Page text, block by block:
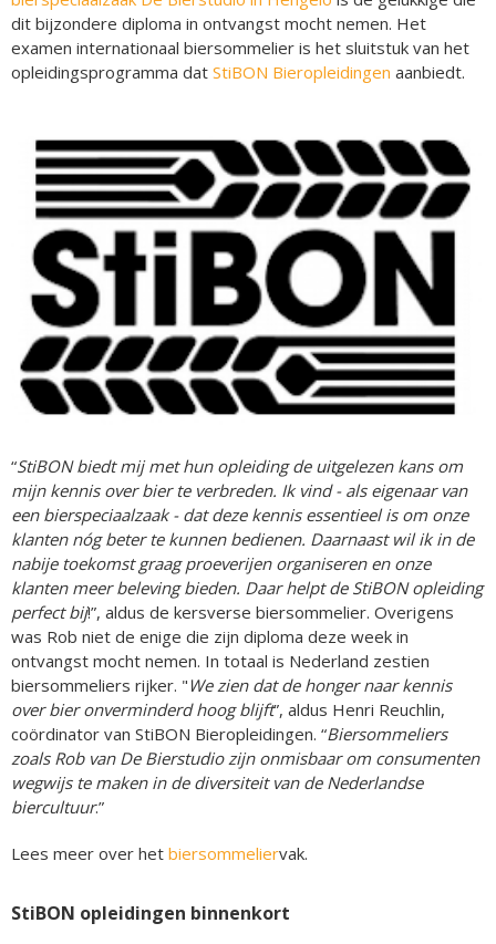
dit bijzondere diploma in ontvangst mocht nemen. Het
examen internationaal biersommelier is het sluitstuk van het
opleidingsprogramma dat StiBON Bieropleidingen aanbiedt.
“StiBON biedt mij met hun opleiding de uitgelezen kans om
mijn kennis over bier te verbreden. Ik vind - als eigenaar van
een bierspeciaalzaak - dat deze kennis essentieel is om onze
klanten nóg beter te kunnen bedienen. Daarnaast wil ik in de
nabije toekomst graag proeverijen organiseren en onze
klanten meer beleving bieden. Daar helpt de StiBON opleiding
perfect bij!”, aldus de kersverse biersommelier. Overigens
was Rob niet de enige die zijn diploma deze week in
ontvangst mocht nemen. In totaal is Nederland zestien
biersommeliers rijker. " We zien dat de honger naar kennis
over bier onverminderd hoog blijft”, aldus Henri Reuchlin,
coördinator van StiBON Bieropleidingen. “Biersommeliers
zoals Rob van De Bierstudio zijn onmisbaar om consumenten
wegwijs te maken in de diversiteit van de Nederlandse
biercultuur.”
Lees meer over het biersommeliervak.
StiBON opleidingen binnenkort